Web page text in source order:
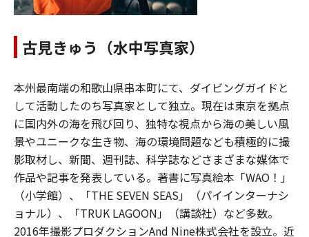
古見きゅう（水中写真家）
本州最南端の和歌山県串本町にて、ダイビングガイドと
して活動したのち写真家として独立。現在は東京を拠点
に国内外の海を飛び回り、独特な視点から海の美しい風
景やユニークな生き物、海の環境問題なども積極的に撮
影取材し、新聞、週刊誌、科学誌などさまざまな媒体で
作品や記事を発表している。著書に写真絵本「WAO！」
（小学館）、「THE SEVEN SEAS」（パイインターナシ
ョナル）、「TRUK LAGOON」（講談社）など多数。
2016年撮影プロダクションAnd Nine株式会社を設立。近